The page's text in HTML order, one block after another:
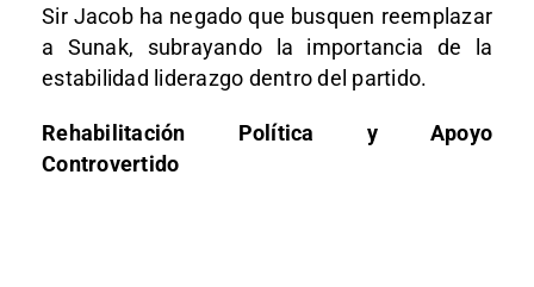
Sir Jacob ha negado que busquen reemplazar
a Sunak, subrayando la importancia de la
estabilidad liderazgo dentro del partido.
Rehabilitación Política y Apoyo
Controvertido